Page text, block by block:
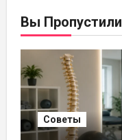
Вы Пропустили
Советы